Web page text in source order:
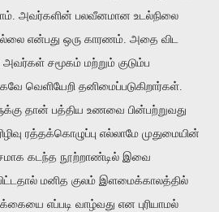
அவர்களின் பலவீனமான உடல்நிலை
என்பது ஒரு காரணம். அதை விட
அவர்கள் சமூகம் மற்றும் குடும்ப
வெளியேறி தனிமைப்படுகிறார்கள்.
தான் பத்திய உணவை பின்பற்றுவது
ரத்தக்கொழுப்பு எல்லாமே முதுமையின்
கடந்த நூற்றாண்டில் இவை
மனித குலம் இளமைக்காலத்தில்
எப்படி வாழ்வது என புரியாமல்